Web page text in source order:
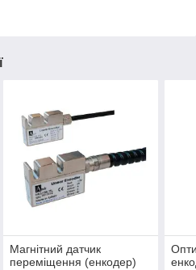
Магнітний датчик
переміщення (енкодер)